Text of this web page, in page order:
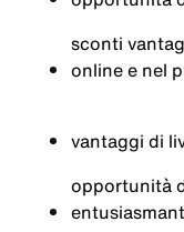
sconti
online e nel
vantaggi di
opportunità